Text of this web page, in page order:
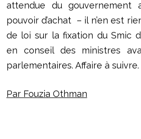
attendue du
pouvoir d’achat – il n’en est
de loi sur la fixation du Smic
en conseil des ministres
parlementaires. Affaire à suivre.
Par Fouzia Othman